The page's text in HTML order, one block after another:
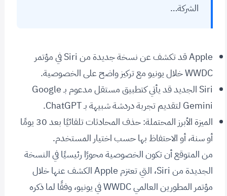
الشركة…
Apple قد تكشف عن نسخة جديدة من Siri في مؤتمر
WWDC خلال يونيو مع تركيز واضح على الخصوصية.
Siri الجديد قد يأتي كتطبيق مستقل مدعوم بـ Google
Gemini لتقديم تجربة دردشة شبيهة بـ ChatGPT.
الميزة الأبرز المحتملة: حذف المحادثات تلقائيًا بعد 30 يومًا
أو سنة، أو الاحتفاظ بها حسب اختيار المستخدم.
من المتوقع أن تكون الخصوصية محورًا رئيسيًا في النسخة
الجديدة من Siri، التي تعتزم Apple الكشف عنها خلال
مؤتمر المطورين العالمي WWDC في يونيو، وفقًا لما ذكره